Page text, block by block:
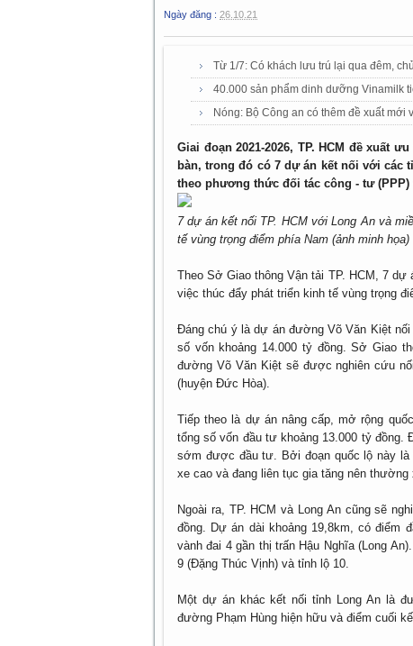
Ngày đăng : 26.10.21
Từ 1/7: Có khách lưu trú lại qua đêm,
40.000 sản phẩm dinh dưỡng Vinamilk
Nóng: Bộ Công an có thêm đề xuất
Giai đoạn 2021-2026, TP. HCM đề xuất
bàn, trong đó có 7 dự án kết nối với các
theo phương thức đối tác công - tư
7 dự án kết nối TP. HCM với Long An và
tế vùng trọng điểm phía Nam (ảnh minh họa)
Theo Sở Giao thông Vận tải TP. HCM, 7
việc thúc đẩy phát triển kinh tế vùng trọng
Đáng chú ý là dự án đường Võ Văn Kiệt
số vốn khoảng 14.000 tỷ đồng. Sở Giao
đường Võ Văn Kiệt sẽ được nghiên cứu
(huyện Đức Hòa).
Tiếp theo là dự án nâng cấp, mở rộng
tổng số vốn đầu tư khoảng 13.000 tỷ
sớm được đầu tư. Bởi đoạn quốc lộ này
xe cao và đang liên tục gia tăng nên thường
Ngoài ra, TP. HCM và Long An cũng sẽ
đồng. Dự án dài khoảng 19,8km, có điểm
vành đai 4 gần thị trấn Hậu Nghĩa (Long
9 (Đặng Thúc Vịnh) và tỉnh lộ 10.
Một dự án khác kết nối tỉnh Long An là
đường Phạm Hùng hiện hữu và điểm cuối